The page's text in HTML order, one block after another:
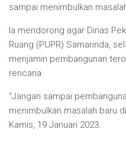
sampai menimbulkan
Ia mendorong agar Dinas
Ruang (PUPR) Samarinda,
menjamin pembangunan
rencana.
“Jangan sampai
menimbulkan masalah baru
Kamis, 19 Januari 2023.